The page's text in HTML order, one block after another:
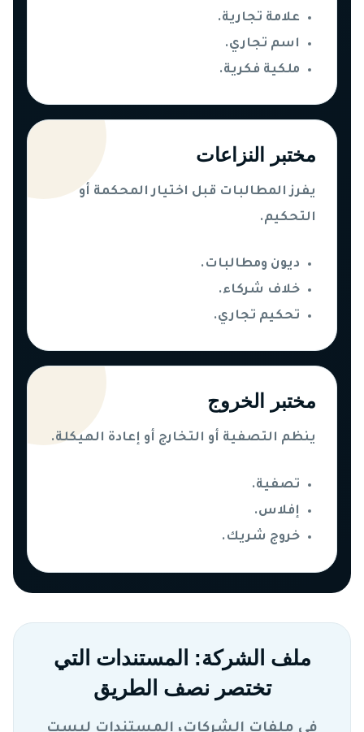
علامة تجارية.
اسم تجاري.
ملكية فكرية.
مختبر النزاعات
يفرز المطالبات قبل اختيار المحكمة أو
التحكيم.
ديون ومطالبات.
خلاف شركاء.
تحكيم تجاري.
مختبر الخروج
ينظم التصفية أو التخارج أو إعادة الهيكلة.
تصفية.
إفلاس.
خروج شريك.
ملف الشركة: المستندات التي
تختصر نصف الطريق